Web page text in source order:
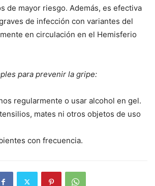
de mayor riesgo. Además, es efectiva
de infección con variantes del
en circulación en el Hemisferio
para prevenir la gripe:
regularmente o usar alcohol en gel.
mates ni otros objetos de uso
con frecuencia.